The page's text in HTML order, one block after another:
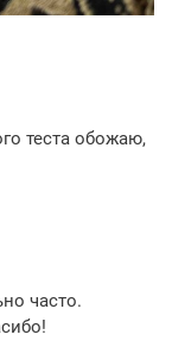
теста обожаю,
часто.